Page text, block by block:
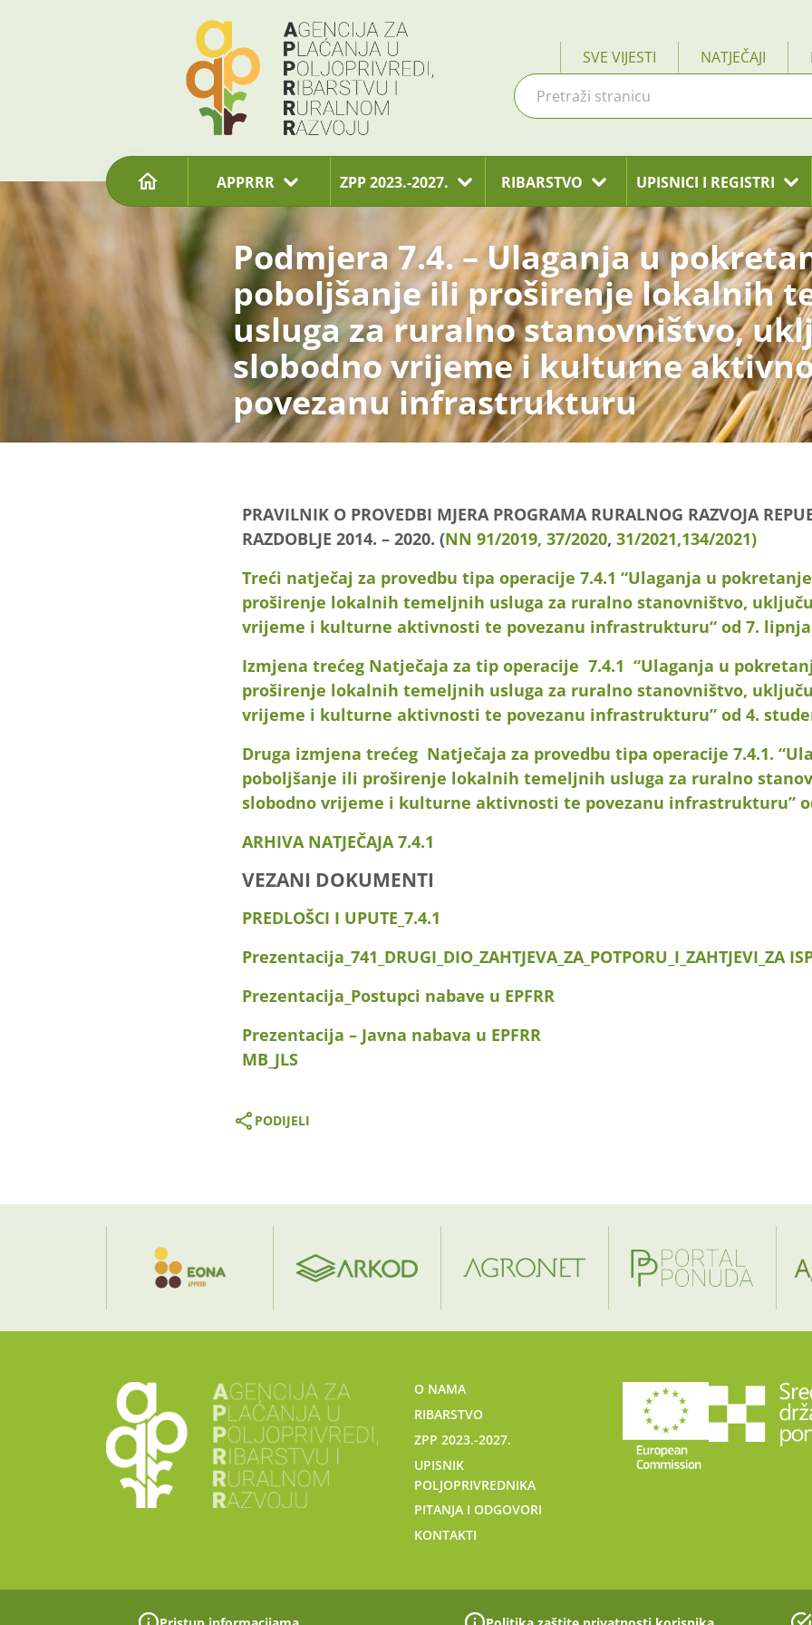
SVE VIJESTI NATJEČAJI
APPRRR ZPP 2023.-2027. RIBARSTVO UPISNICI I REGISTRI
Podmjera 7.4. – Ulaganja u
poboljšanje ili proširenje lokalnih
usluga za ruralno stanovništvo,
slobodno vrijeme i kulturne
povezanu infrastrukturu
PRAVILNIK O PROVEDBI MJERA PROGRAMA RURALNOG RAZVOJA
RAZDOBLJE 2014. – 2020. (NN 91/2019, 37/2020, 31/2021,134/2021)
Treći natječaj za provedbu tipa operacije 7.4.1 “Ulaganja u
proširenje lokalnih temeljnih usluga za ruralno stanovništvo,
vrijeme i kulturne aktivnosti te povezanu infrastrukturu“ od 7. lipnja
Izmjena trećeg Natječaja za tip operacije 7.4.1 “Ulaganja u
proširenje lokalnih temeljnih usluga za ruralno stanovništvo,
vrijeme i kulturne aktivnosti te povezanu infrastrukturu” od 4.
Druga izmjena trećeg Natječaja za provedbu tipa operacije 7.4.1.
poboljšanje ili proširenje lokalnih temeljnih usluga za ruralno
slobodno vrijeme i kulturne aktivnosti te povezanu infrastrukturu”
ARHIVA NATJEČAJA 7.4.1
VEZANI DOKUMENTI
PREDLOŠCI I UPUTE_7.4.1
Prezentacija_741_DRUGI_DIO_ZAHTJEVA_ZA_POTPORU_I_ZAHTJEVI_ZA
Prezentacija_Postupci nabave u EPFRR
Prezentacija – Javna nabava u EPFRR
MB_JLS
PODIJELI
O NAMA
RIBARSTVO
ZPP 2023.-2027.
UPISNIK
POLJOPRIVREDNIKA
PITANJA I ODGOVORI
KONTAKTI